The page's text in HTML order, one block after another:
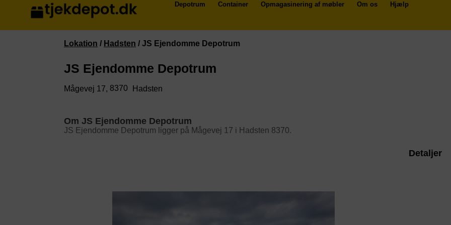
Depotrum Container Opmagasinering af møbler Om os Hjælp
Lokation / Hadsten / JS Ejendomme Depotrum
JS Ejendomme Depotrum
Mågevej 17, 8370 Hadsten
Om JS Ejendomme Depotrum
JS Ejendomme Depotrum ligger på Mågevej 17 i Hadsten 8370.
Detaljer